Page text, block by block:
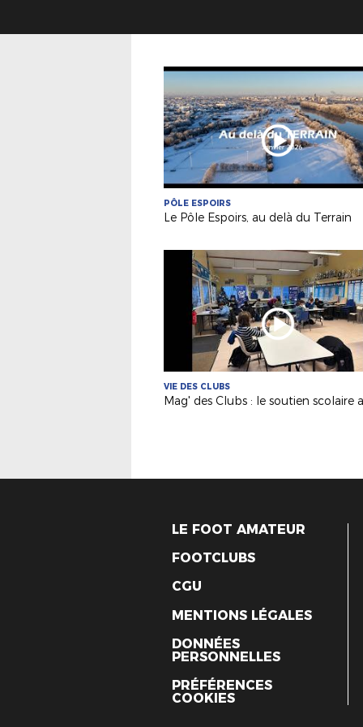
PÔLE ESPOIRS
Le Pôle Espoirs, au delà du Terrain
VIE DES CLUBS
LE FOOT AMATEUR
FOOTCLUBS
CGU
MENTIONS LÉGALES
DONNÉES
PERSONNELLES
PRÉFÉRENCES
COOKIES